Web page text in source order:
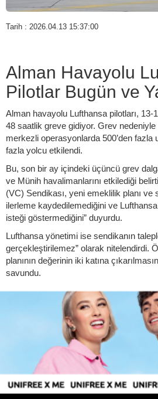
Tarih : 2026.04.13 15:37:00
Alman Havayolu
Pilotlar Bugün ve
Alman havayolu Lufthansa pilotları, 13-
48 saatlik greve gidiyor. Grev
merkezli operasyonlarda 500’den fazla
fazla yolcu etkilendi.
Bu, son bir ay içindeki üçüncü grev
ve Münih havalimanlarını etkilediği
(VC) Sendikası, yeni emeklilik planı
ilerleme kaydedilemediğini ve
isteği göstermediğini” duyurdu.
Lufthansa yönetimi ise sendikanın
gerçekleştirilemez” olarak nitelendirdi.
planının değerinin iki katına
savundu.